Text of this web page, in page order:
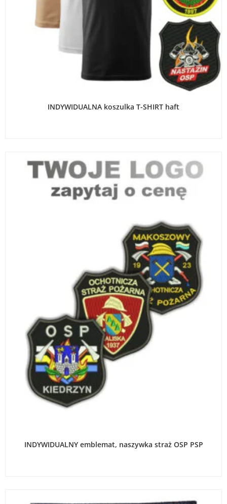
INDYWIDUALNA koszulka T-SHIRT haft
INDYWIDUALNY emblemat, naszywka straż OSP PSP